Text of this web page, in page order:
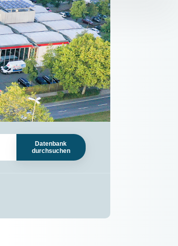
Datenbank
durchsuchen